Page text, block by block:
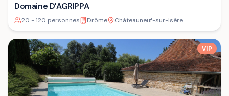
Domaine D'AGRIPPA
20 - 120 personnes Drôme Châteauneuf-sur-Isère
VIP